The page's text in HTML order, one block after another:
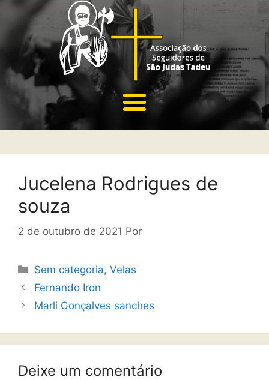
Jucelena Rodrigues de
souza
2 de outubro de 2021 Por
Sem categoria,Velas
Fernando Iron
Marli Gonçalves sanches
Deixe um comentário